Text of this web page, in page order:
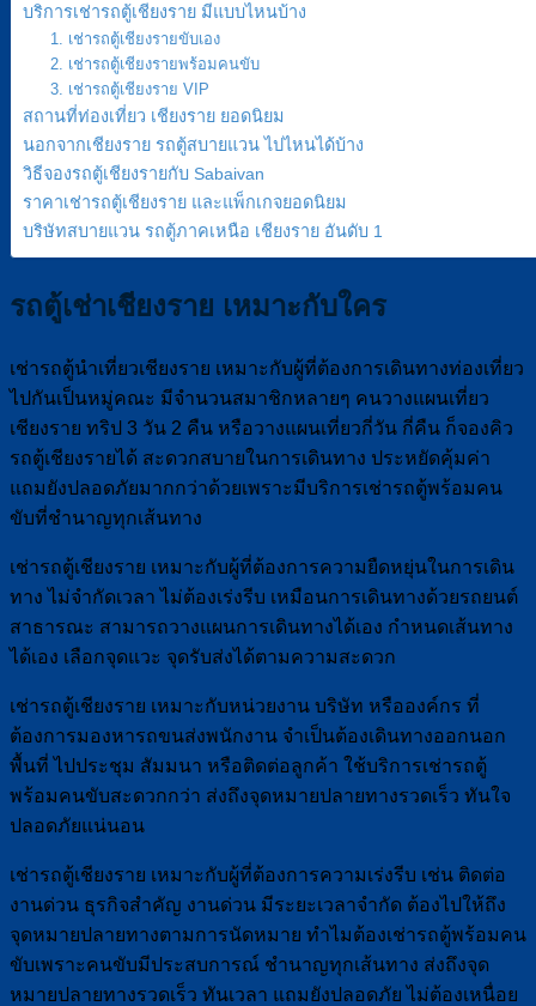
บริการเช่ารถตู้เชียงราย มีแบบไหนบ้าง
1. เช่ารถตู้เชียงรายขับเอง
2. เช่ารถตู้เชียงรายพร้อมคนขับ
3. เช่ารถตู้เชียงราย VIP
สถานที่ท่องเที่ยว เชียงราย ยอดนิยม
นอกจากเชียงราย รถตู้สบายแวน ไปไหนได้บ้าง
วิธีจองรถตู้เชียงรายกับ Sabaivan
ราคาเช่ารถตู้เชียงราย และแพ็กเกจยอดนิยม
บริษัทสบายแวน รถตู้ภาคเหนือ เชียงราย อันดับ 1
รถตู้เช่าเชียงราย เหมาะกับใคร
เช่ารถตู้นำเที่ยวเชียงราย เหมาะกับผู้ที่ต้องการเดินทางท่องเที่ยว
ไปกันเป็นหมู่คณะ มีจำนวนสมาชิกหลายๆ คนวางแผนเที่ยว
เชียงราย ทริป 3 วัน 2 คืน หรือวางแผนเที่ยวกี่วัน กี่คืน ก็จองคิว
รถตู้เชียงรายได้ สะดวกสบายในการเดินทาง ประหยัดคุ้มค่า
แถมยังปลอดภัยมากกว่าด้วยเพราะมีบริการเช่ารถตู้พร้อมคน
ขับที่ชำนาญทุกเส้นทาง
เช่ารถตู้เชียงราย เหมาะกับผู้ที่ต้องการความยืดหยุ่นในการเดิน
ทาง ไม่จำกัดเวลา ไม่ต้องเร่งรีบ เหมือนการเดินทางด้วยรถยนต์
สาธารณะ สามารถวางแผนการเดินทางได้เอง กำหนดเส้นทาง
ได้เอง เลือกจุดแวะ จุดรับส่งได้ตามความสะดวก
เช่ารถตู้เชียงราย เหมาะกับหน่วยงาน บริษัท หรือองค์กร ที่
ต้องการมองหารถขนส่งพนักงาน จำเป็นต้องเดินทางออกนอก
พื้นที่ ไปประชุม สัมมนา หรือติดต่อลูกค้า ใช้บริการเช่ารถตู้
พร้อมคนขับสะดวกกว่า ส่งถึงจุดหมายปลายทางรวดเร็ว ทันใจ
ปลอดภัยแน่นอน
เช่ารถตู้เชียงราย เหมาะกับผู้ที่ต้องการความเร่งรีบ เช่น ติดต่อ
งานด่วน ธุรกิจสำคัญ งานด่วน มีระยะเวลาจำกัด ต้องไปให้ถึง
จุดหมายปลายทางตามการนัดหมาย ทำไมต้องเช่ารถตู้พร้อมคน
ขับเพราะคนขับมีประสบการณ์ ชำนาญทุกเส้นทาง ส่งถึงจุด
หมายปลายทางรวดเร็ว ทันเวลา แถมยังปลอดภัย ไม่ต้องเหนื่อย